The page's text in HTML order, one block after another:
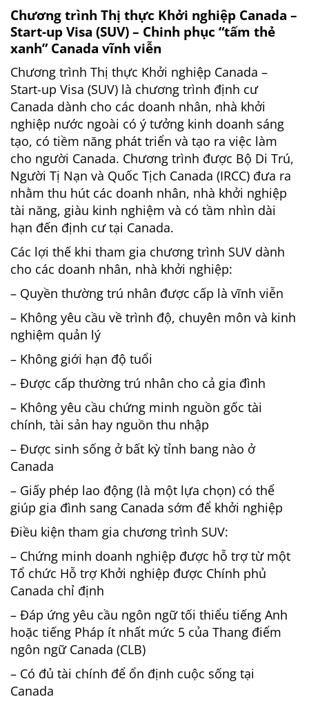
Chương trình Thị thực Khởi nghiệp Canada –
Start-up Visa (SUV) – Chinh phục “tấm thẻ
xanh” Canada vĩnh viễn
Chương trình Thị thực Khởi nghiệp Canada –
Start-up Visa (SUV) là chương trình định cư
Canada dành cho các doanh nhân, nhà khởi
nghiệp nước ngoài có ý tưởng kinh doanh sáng
tạo, có tiềm năng phát triển và tạo ra việc làm
cho người Canada. Chương trình được Bộ Di Trú,
Người Tị Nạn và Quốc Tịch Canada (IRCC) đưa ra
nhằm thu hút các doanh nhân, nhà khởi nghiệp
tài năng, giàu kinh nghiệm và có tầm nhìn dài
hạn đến định cư tại Canada.
Các lợi thế khi tham gia chương trình SUV dành
cho các doanh nhân, nhà khởi nghiệp:
– Quyền thường trú nhân được cấp là vĩnh viễn
– Không yêu cầu về trình độ, chuyên môn và kinh
nghiệm quản lý
– Không giới hạn độ tuổi
– Được cấp thường trú nhân cho cả gia đình
– Không yêu cầu chứng minh nguồn gốc tài
chính, tài sản hay nguồn thu nhập
– Được sinh sống ở bất kỳ tỉnh bang nào ở
Canada
– Giấy phép lao động (là một lựa chọn) có thể
giúp gia đình sang Canada sớm để khởi nghiệp
Điều kiện tham gia chương trình SUV:
– Chứng minh doanh nghiệp được hỗ trợ từ một
Tổ chức Hỗ trợ Khởi nghiệp được Chính phủ
Canada chỉ định
– Đáp ứng yêu cầu ngôn ngữ tối thiểu tiếng Anh
hoặc tiếng Pháp ít nhất mức 5 của Thang điểm
ngôn ngữ Canada (CLB)
– Có đủ tài chính để ổn định cuộc sống tại
Canada